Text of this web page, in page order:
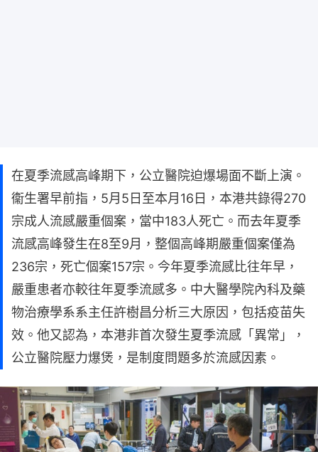
在夏季流感高峰期下，公立醫院迫爆場面不斷上演。
衞生署早前指，5月5日至本月16日，本港共錄得270
宗成人流感嚴重個案，當中183人死亡。而去年夏季
流感高峰發生在8至9月，整個高峰期嚴重個案僅為
236宗，死亡個案157宗。今年夏季流感比往年早，
嚴重患者亦較往年夏季流感多。中大醫學院內科及藥
物治療學系系主任許樹昌分析三大原因，包括疫苗失
效。他又認為，本港非首次發生夏季流感「異常」，
公立醫院壓力爆煲，是制度問題多於流感因素。